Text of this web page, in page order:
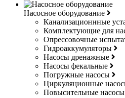
Насосное оборудование
Канализационнные
Комплектующие для
Опрессовочные
Гидроаккумуляторы
Насосы дренажные
Насосы фекальные
Погружные насосы
Циркуляционные
Повысительные насосы